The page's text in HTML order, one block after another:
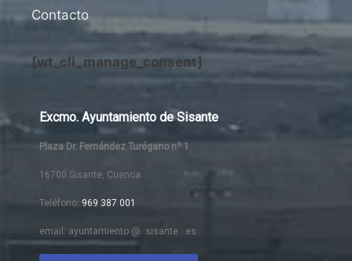
Contacto
[wt_cli_manage_consent]
Excmo. Ayuntamiento de Sisante
Plaza Dr. Fernández Turégano nº 1
16700 Sisante, Cuenca
Teléfono: 969 387 001
email: ayuntamiento @ sisante . es